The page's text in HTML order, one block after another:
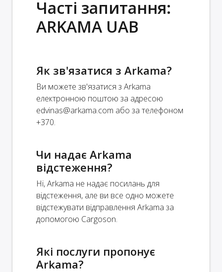
Часті запитання:
ARKAMA UAB
Як зв'язатися з Arkama?
Ви можете зв'язатися з Arkama
електронною поштою за адресою
edvinas@arkama.com або за телефоном
+370.
Чи надає Arkama
відстеження?
Ні, Arkama не надає посилань для
відстеження, але ви все одно можете
відстежувати відправлення Arkama за
допомогою Cargoson.
Які послуги пропонує
Arkama?